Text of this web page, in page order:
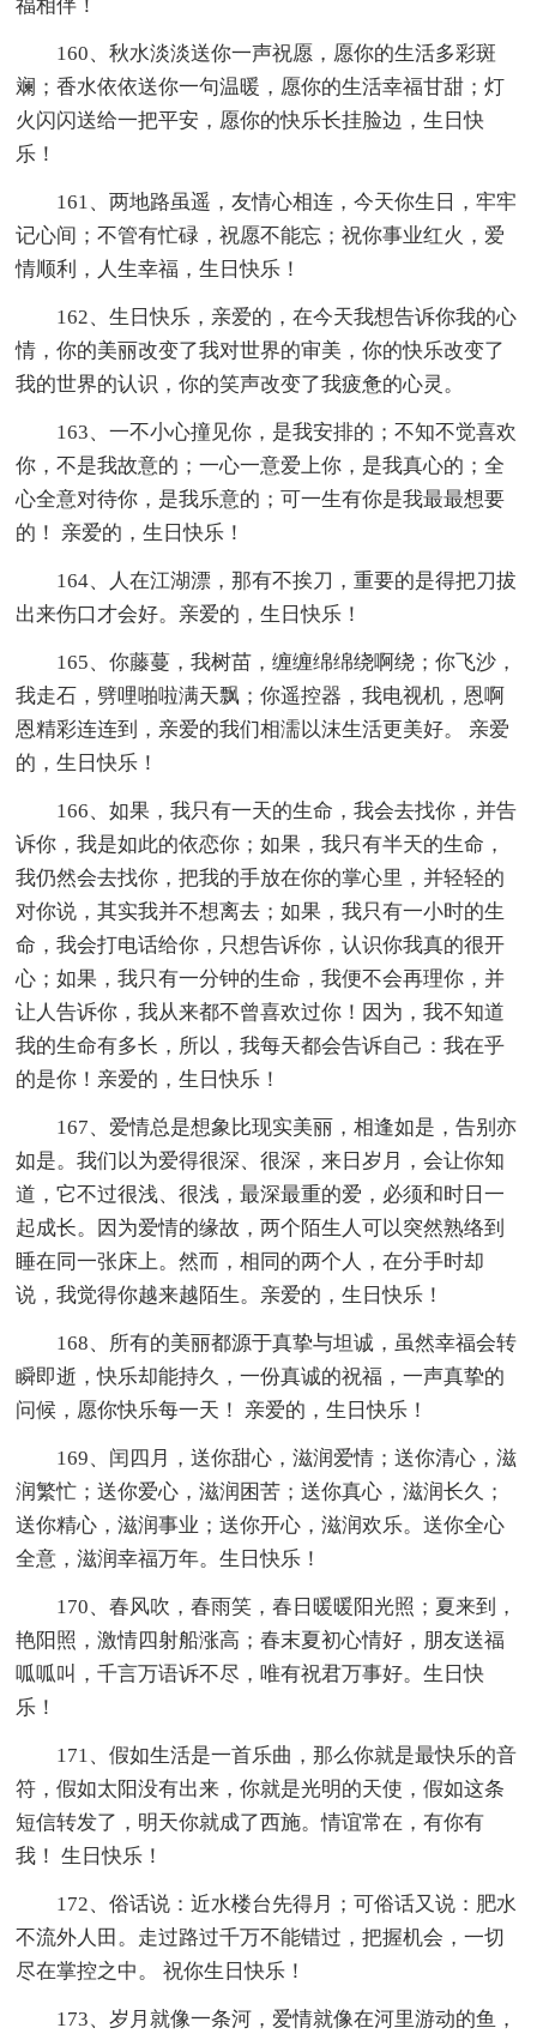
福相伴！
160、秋水淡淡送你一声祝愿，愿你的生活多彩斑
斓；香水依依送你一句温暖，愿你的生活幸福甘甜；灯
火闪闪送给一把平安，愿你的快乐长挂脸边，生日快
乐！
161、两地路虽遥，友情心相连，今天你生日，牢牢
记心间；不管有忙碌，祝愿不能忘；祝你事业红火，爱
情顺利，人生幸福，生日快乐！
162、生日快乐，亲爱的，在今天我想告诉你我的心
情，你的美丽改变了我对世界的审美，你的快乐改变了
我的世界的认识，你的笑声改变了我疲惫的心灵。
163、一不小心撞见你，是我安排的；不知不觉喜欢
你，不是我故意的；一心一意爱上你，是我真心的；全
心全意对待你，是我乐意的；可一生有你是我最最想要
的！ 亲爱的，生日快乐！
164、人在江湖漂，那有不挨刀，重要的是得把刀拔
出来伤口才会好。亲爱的，生日快乐！
165、你藤蔓，我树苗，缠缠绵绵绕啊绕；你飞沙，
我走石，劈哩啪啦满天飘；你遥控器，我电视机，恩啊
恩精彩连连到，亲爱的我们相濡以沫生活更美好。 亲爱
的，生日快乐！
166、如果，我只有一天的生命，我会去找你，并告
诉你，我是如此的依恋你；如果，我只有半天的生命，
我仍然会去找你，把我的手放在你的掌心里，并轻轻的
对你说，其实我并不想离去；如果，我只有一小时的生
命，我会打电话给你，只想告诉你，认识你我真的很开
心；如果，我只有一分钟的生命，我便不会再理你，并
让人告诉你，我从来都不曾喜欢过你！因为，我不知道
我的生命有多长，所以，我每天都会告诉自己：我在乎
的是你！亲爱的，生日快乐！
167、爱情总是想象比现实美丽，相逢如是，告别亦
如是。我们以为爱得很深、很深，来日岁月，会让你知
道，它不过很浅、很浅，最深最重的爱，必须和时日一
起成长。因为爱情的缘故，两个陌生人可以突然熟络到
睡在同一张床上。然而，相同的两个人，在分手时却
说，我觉得你越来越陌生。亲爱的，生日快乐！
168、所有的美丽都源于真挚与坦诚，虽然幸福会转
瞬即逝，快乐却能持久，一份真诚的祝福，一声真挚的
问候，愿你快乐每一天！ 亲爱的，生日快乐！
169、闰四月，送你甜心，滋润爱情；送你清心，滋
润繁忙；送你爱心，滋润困苦；送你真心，滋润长久；
送你精心，滋润事业；送你开心，滋润欢乐。送你全心
全意，滋润幸福万年。生日快乐！
170、春风吹，春雨笑，春日暖暖阳光照；夏来到，
艳阳照，激情四射船涨高；春末夏初心情好，朋友送福
呱呱叫，千言万语诉不尽，唯有祝君万事好。生日快
乐！
171、假如生活是一首乐曲，那么你就是最快乐的音
符，假如太阳没有出来，你就是光明的天使，假如这条
短信转发了，明天你就成了西施。情谊常在，有你有
我！ 生日快乐！
172、俗话说：近水楼台先得月；可俗话又说：肥水
不流外人田。走过路过千万不能错过，把握机会，一切
尽在掌控之中。 祝你生日快乐！
173、岁月就像一条河，爱情就像在河里游动的鱼，